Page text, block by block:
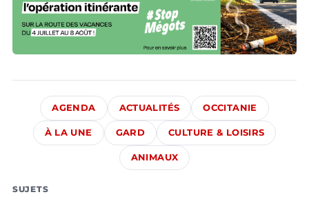
AGENDA ACTUALITÉS OCCITANIE
À LA UNE GARD CULTURE & LOISIRS
ANIMAUX
SUJETS